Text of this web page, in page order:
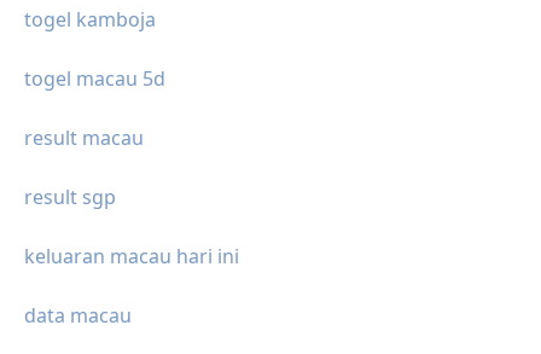
togel kamboja
togel macau 5d
result macau
result sgp
keluaran macau hari ini
data macau